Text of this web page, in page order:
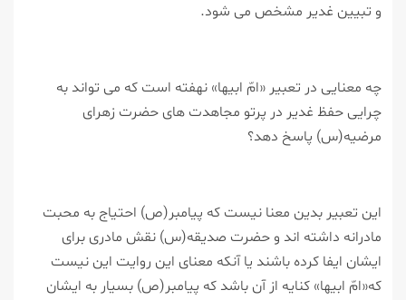
و تبیین غدیر مشخص می شود.
چه معنایی در تعبیر «امّ ابیها» نهفته است كه می تواند به
چرایی حفظ غدیر در پرتو مجاهدت های حضرت زهرای
مرضیه(س) پاسخ دهد؟
این تعبیر بدین معنا نیست كه پیامبر(ص) احتیاج به محبت
مادرانه داشته اند و حضرت صدیقه(س) نقش مادری برای
ایشان ایفا كرده باشند یا آنكه معنای این روایت این نیست
كه«امّ ابیها» كنایه از آن باشد كه پیامبر(ص) بسیار به ایشان